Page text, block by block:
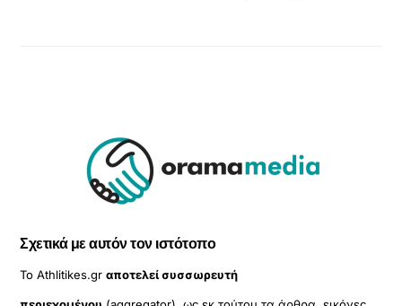
Σχετικά με αυτόν τον ιστότοπο
Το Athlitikes.grαποτελεί συσσωρευτή